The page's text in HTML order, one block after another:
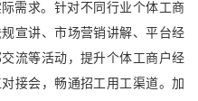
需求。针对不同行业个体工商
宣讲、市场营销讲解、平台经
流等活动，提升个体工商户经
接会，畅通招工用工渠道。加